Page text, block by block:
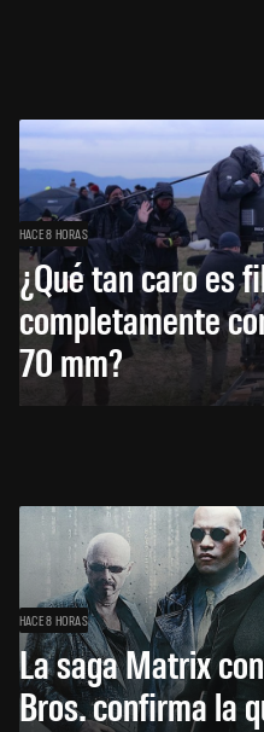
HACE 8 HORAS
¿Qué tan caro es
completamente
70 mm?
HACE 8 HORAS
La saga Matrix
Bros. confirma la